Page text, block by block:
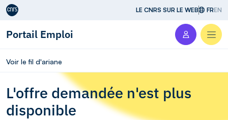
Aller au contenu LE CNRS SUR LE WEB FREN
Portail Emploi
Voir le fil d'ariane
L'offre demandée n'est plus
disponible